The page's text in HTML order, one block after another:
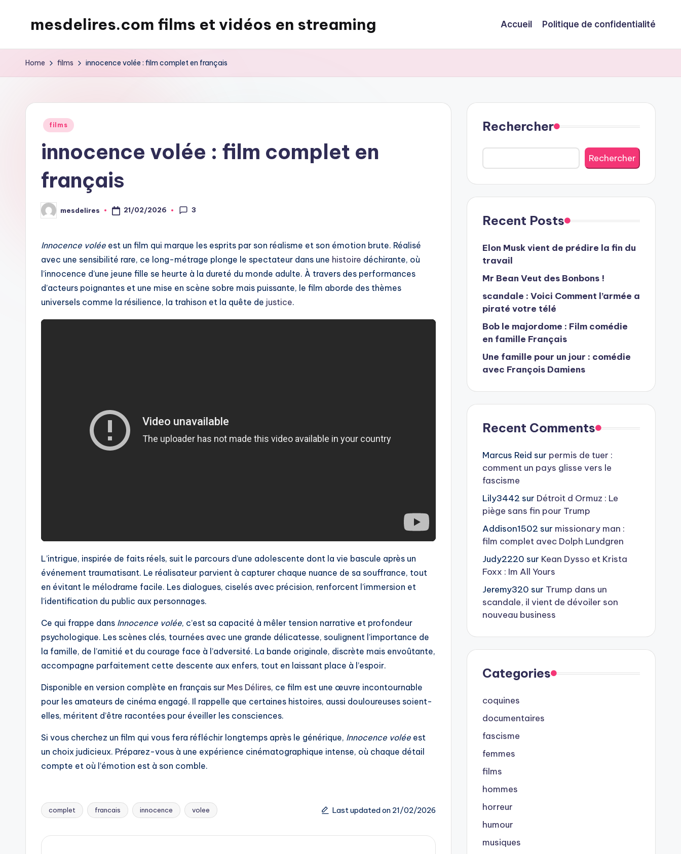
mesdelires.com films et vidéos en streaming
:
video
complet
français
Accueil Politique de confidentialité
Home films innocence volée : film complet en français
Posted
films
innocence volée : film complet en
français
Posted
by
mesdelires 21/02/2026 3
Innocence volée est un film qui marque les esprits par son réalisme et son émotion brute. Réalisé
avec une sensibilité rare, ce long-métrage plonge le spectateur dans une histoire déchirante, où
l’innocence d’une jeune fille se heurte à la dureté du monde adulte. À travers des performances
d’acteurs poignantes et une mise en scène sobre mais puissante, le film aborde des thèmes
universels comme la résilience, la trahison et la quête de justice.
L’intrigue, inspirée de faits réels, suit le parcours d’une adolescente dont la vie bascule après un
événement traumatisant. Le réalisateur parvient à capturer chaque nuance de sa souffrance, tout
en évitant le mélodrame facile. Les dialogues, ciselés avec précision, renforcent l’immersion et
l’identification du public aux personnages.
Ce qui frappe dans Innocence volée, c’est sa capacité à mêler tension narrative et profondeur
psychologique. Les scènes clés, tournées avec une grande délicatesse, soulignent l’importance de
la famille, de l’amitié et du courage face à l’adversité. La bande originale, discrète mais envoûtante,
accompagne parfaitement cette descente aux enfers, tout en laissant place à l’espoir.
Disponible en version complète en français sur Mes Délires, ce film est une œuvre incontournable
pour les amateurs de cinéma engagé. Il rappelle que certaines histoires, aussi douloureuses soient-
elles, méritent d’être racontées pour éveiller les consciences.
Si vous cherchez un film qui vous fera réfléchir longtemps après le générique, Innocence volée est
un choix judicieux. Préparez-vous à une expérience cinématographique intense, où chaque détail
compte et où l’émotion est à son comble.
Tags:
complet francais innocence volee Last updated on 21/02/2026
Rechercher
Rechercher
Recent Posts
Elon Musk vient de prédire la fin du
travail
Mr Bean Veut des Bonbons !
scandale : Voici Comment l’armée a
piraté votre télé
Bob le majordome : Film comédie
en famille Français
Une famille pour un jour : comédie
avec François Damiens
Recent Comments
Marcus Reid sur permis de tuer :
comment un pays glisse vers le
fascisme
Lily3442 sur Détroit d Ormuz : Le
piège sans fin pour Trump
Addison1502 sur missionary man :
film complet avec Dolph Lundgren
Judy2220 sur Kean Dysso et Krista
Foxx : Im All Yours
Jeremy320 sur Trump dans un
scandale, il vient de dévoiler son
nouveau business
Categories
coquines
documentaires
fascisme
femmes
films
hommes
horreur
humour
musiques